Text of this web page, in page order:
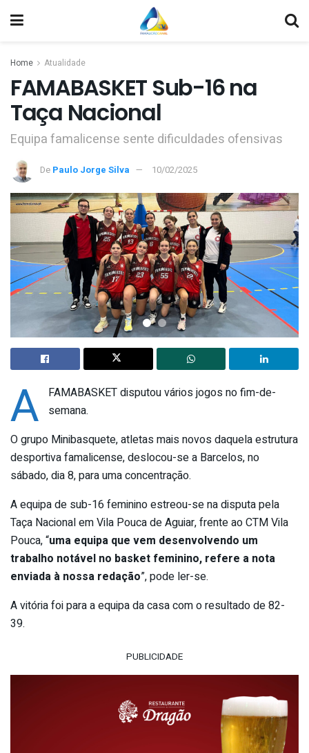
Home Atualidade
FAMABASKET Sub-16 na
Taça Nacional
Equipa famalicense sente dificuldades ofensivas
De Paulo Jorge Silva 10/02/2025
A
FAMABASKET disputou vários jogos no fim-de-
semana.
O grupo Minibasquete, atletas mais novos daquela estrutura
desportiva famalicense, deslocou-se a Barcelos, no
sábado, dia 8, para uma concentração.
A equipa de sub-16 feminino estreou-se na disputa pela
Taça Nacional em Vila Pouca de Aguiar, frente ao CTM Vila
Pouca, “uma equipa que vem desenvolvendo um
trabalho notável no basket feminino, refere a nota
enviada à nossa redação”, pode ler-se.
A vitória foi para a equipa da casa com o resultado de 82-
39.
PUBLICIDADE